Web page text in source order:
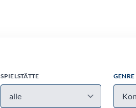
SPIELSTÄTTE GENRE